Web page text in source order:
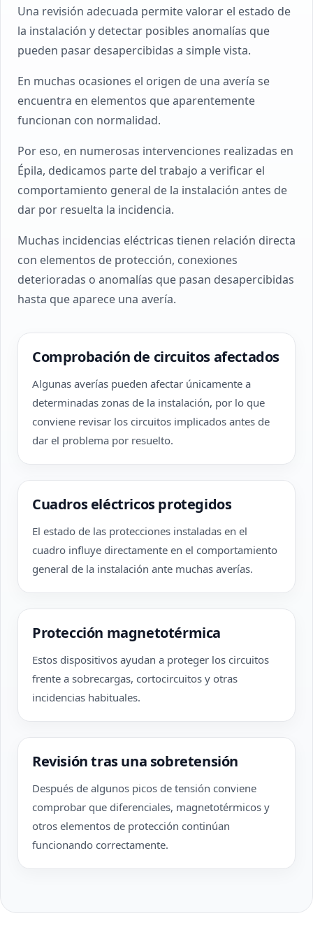
Una revisión adecuada permite valorar el estado de
la instalación y detectar posibles anomalías que
pueden pasar desapercibidas a simple vista.
En muchas ocasiones el origen de una avería se
encuentra en elementos que aparentemente
funcionan con normalidad.
Por eso, en numerosas intervenciones realizadas en
Épila, dedicamos parte del trabajo a verificar el
comportamiento general de la instalación antes de
dar por resuelta la incidencia.
Muchas incidencias eléctricas tienen relación directa
con elementos de protección, conexiones
deterioradas o anomalías que pasan desapercibidas
hasta que aparece una avería.
Comprobación de circuitos afectados
Algunas averías pueden afectar únicamente a
determinadas zonas de la instalación, por lo que
conviene revisar los circuitos implicados antes de
dar el problema por resuelto.
Cuadros eléctricos protegidos
El estado de las protecciones instaladas en el
cuadro influye directamente en el comportamiento
general de la instalación ante muchas averías.
Protección magnetotérmica
Estos dispositivos ayudan a proteger los circuitos
frente a sobrecargas, cortocircuitos y otras
incidencias habituales.
Revisión tras una sobretensión
Después de algunos picos de tensión conviene
comprobar que diferenciales, magnetotérmicos y
otros elementos de protección continúan
funcionando correctamente.